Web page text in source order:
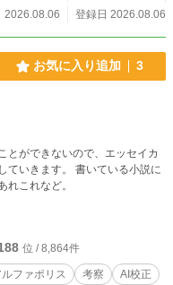
2026.08.06
登録日 2026.08.06
お気に入り追加 3
とができないので、エッセイカ
ていきます。 書いている小説に
れこれなど。
位 / 8,864件
ルファポリス 考察
AI校正